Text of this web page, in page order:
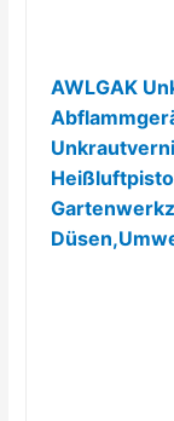
AWLGAK